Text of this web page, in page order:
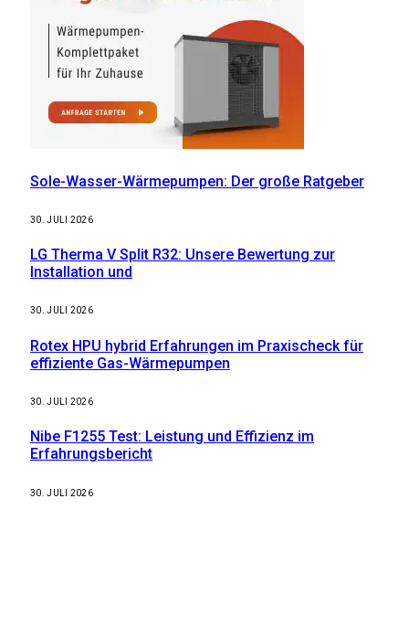
Sole-Wasser-Wärmepumpen: Der große Ratgeber
30. JULI 2026
LG Therma V Split R32: Unsere Bewertung zur
Installation und
30. JULI 2026
Rotex HPU hybrid Erfahrungen im Praxischeck für
effiziente Gas-Wärmepumpen
30. JULI 2026
Nibe F1255 Test: Leistung und Effizienz im
Erfahrungsbericht
30. JULI 2026